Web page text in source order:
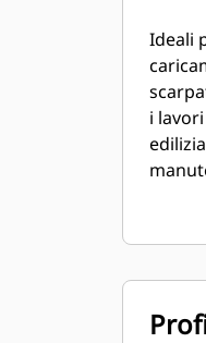
Ideali
i